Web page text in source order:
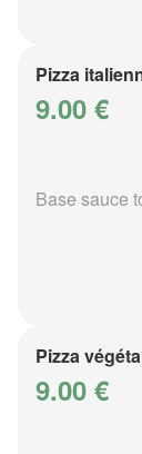
Pizza
9.00 €
Base sauce
Pizza
9.00 €